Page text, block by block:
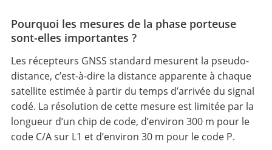
Pourquoi les mesures de la phase porteuse
sont-elles importantes ?
Les récepteurs GNSS standard mesurent la pseudo-
distance, c’est-à-dire la distance apparente à chaque
satellite estimée à partir du temps d’arrivée du signal
codé. La résolution de cette mesure est limitée par la
longueur d’un chip de code, d’environ 300 m pour le
code C/A sur L1 et d’environ 30 m pour le code P.